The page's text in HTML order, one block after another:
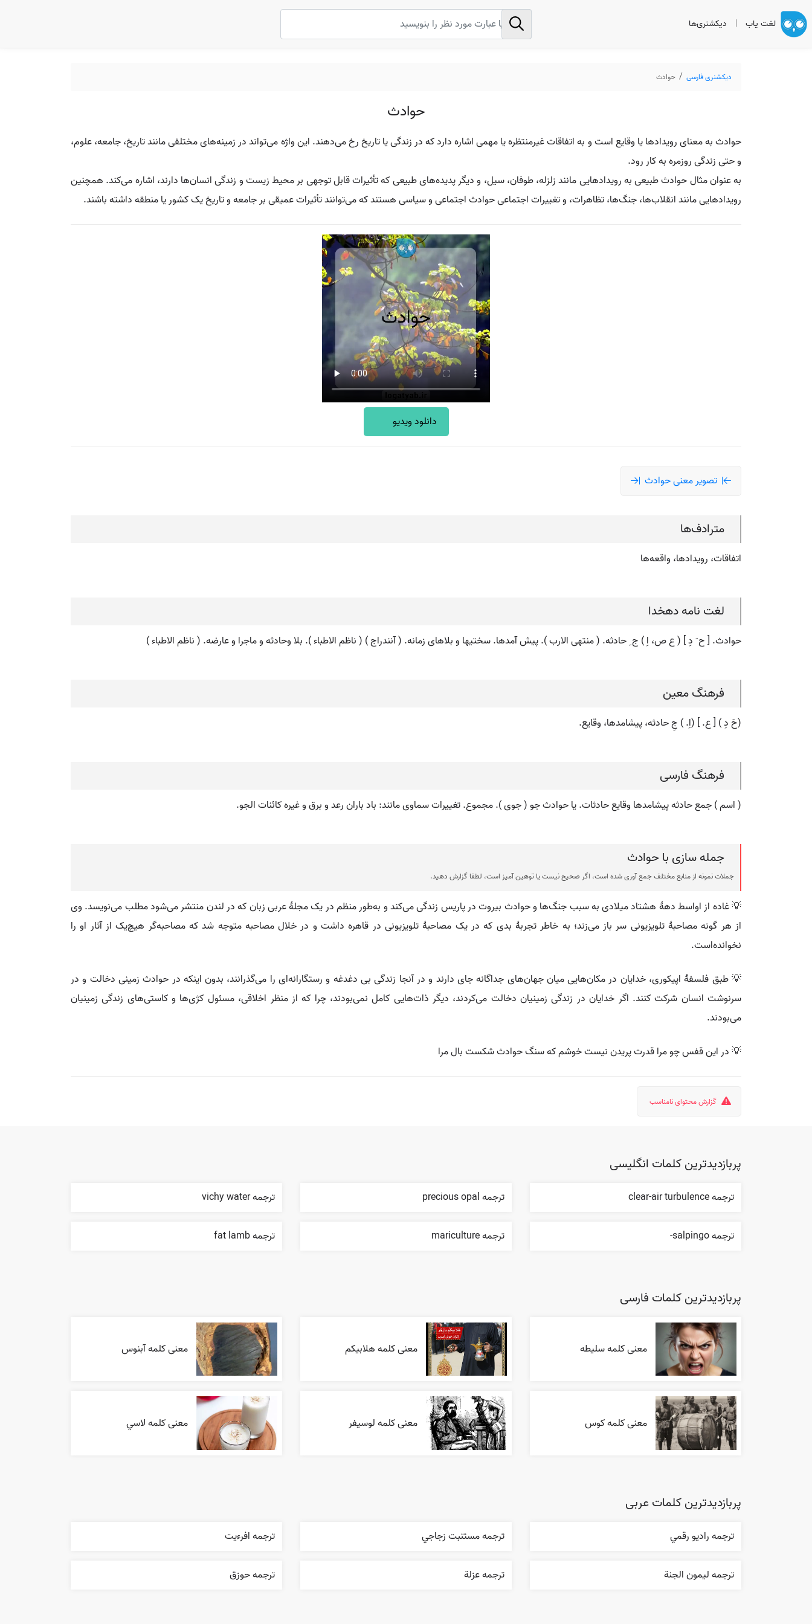
لغت یاب | دیکشنری‌ها
دیکشنری فارسی حوادث
حوادث
حوادث به معنای رویدادها یا وقایع است و به اتفاقات غیرمنتظره یا مهمی اشاره دارد که در زندگی یا تاریخ رخ می‌دهند. این واژه می‌تواند در زمینه‌های مختلفی مانند تاریخ، جامعه، علوم،
و حتی زندگی روزمره به کار رود.
به عنوان مثال حوادث طبیعی به رویدادهایی مانند زلزله، طوفان، سیل، و دیگر پدیده‌های طبیعی که تأثیرات قابل توجهی بر محیط زیست و زندگی انسان‌ها دارند، اشاره می‌کند. همچنین
رویدادهایی مانند انقلاب‌ها، جنگ‌ها، تظاهرات، و تغییرات اجتماعی حوادث اجتماعی و سیاسی هستند که می‌توانند تأثیرات عمیقی بر جامعه و تاریخ یک کشور یا منطقه داشته باشند.
دانلود ویدیو
تصویر معنی حوادث
مترادف‌ها
اتفاقات، رویدادها، واقعه‌ها
لغت نامه دهخدا
حوادث. [ ح َ دِ ] ( ع ص، اِ ) ج ِ حادثه. ( منتهی الارب ). پیش آمدها. سختیها و بلاهای زمانه. ( آنندراج ) ( ناظم الاطباء ). بلا وحادثه و ماجرا و عارضه. ( ناظم الاطباء )
فرهنگ معین
(حَ دِ ) [ ع. ] (اِ. ) جِ حادثه، پیشامدها، وقایع.
فرهنگ فارسی
( اسم ) جمع حادثه پیشامدها وقایع حادثات. یا حوادث جو ( جوی ). مجموع. تغییرات سماوی مانند: باد باران رعد و برق و غیره کائنات الجو.
جمله سازی با حوادث
جملات نمونه از منابع مختلف جمع آوری شده است، اگر صحیح نیست یا توهین آمیز است، لطفا گزارش دهید.
💡 غاده از اواسط دههٔ هشتاد میلادی به سبب جنگ‌ها و حوادث بیروت در پاریس زندگی می‌کند و به‌طور منظم در یک مجلهٔ عربی زبان که در لندن منتشر می‌شود مطلب می‌نویسد. وی
از هر گونه مصاحبهٔ تلویزیونی سر باز می‌زند؛ به خاطر تجربهٔ بدی که در یک مصاحبهٔ تلویزیونی در قاهره داشت و در خلال مصاحبه متوجه شد که مصاحبه‌گر هیچ‌یک از آثار او را
نخوانده‌است.
💡 طبق فلسفهٔ اپیکوری، خدایان در مکان‌هایی میان جهان‌های جداگانه جای دارند و در آنجا زندگی بی دغدغه و رستگارانه‌ای را می‌گذرانند، بدون اینکه در حوادث زمینی دخالت و در
سرنوشت انسان شرکت کنند. اگر خدایان در زندگی زمینیان دخالت می‌کردند، دیگر ذات‌هایی کامل نمی‌بودند، چرا که از منظر اخلاقی، مسئول کژی‌ها و کاستی‌های زندگی زمینیان
می‌بودند.
💡 در این قفس چو مرا قدرت پریدن نیست خوشم که سنگ حوادث شکست بال مرا
گزارش محتوای نامناسب
پربازدیدترین کلمات انگلیسی
ترجمه clear-air turbulence ترجمه precious opal ترجمه vichy water
ترجمه salpingo- ترجمه mariculture ترجمه fat lamb
پربازدیدترین کلمات فارسی
معنی کلمه سلیطه معنی کلمه هلابیکم معنی کلمه آبنوس
معنی کلمه کوس معنی کلمه لوسیفر معنی کلمه لاسي
پربازدیدترین کلمات عربی
ترجمه راديو رقمي ترجمه مستنبت زجاجي ترجمه افرءيت
ترجمه ليمون الجنة ترجمه عزلة ترجمه حوزق